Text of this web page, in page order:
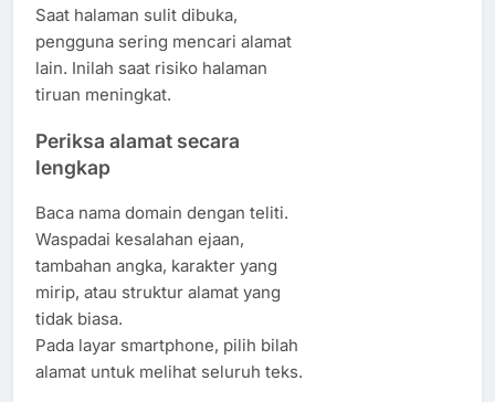
Saat halaman sulit dibuka,
pengguna sering mencari alamat
lain. Inilah saat risiko halaman
tiruan meningkat.
Periksa alamat secara
lengkap
Baca nama domain dengan teliti.
Waspadai kesalahan ejaan,
tambahan angka, karakter yang
mirip, atau struktur alamat yang
tidak biasa.
Pada layar smartphone, pilih bilah
alamat untuk melihat seluruh teks.